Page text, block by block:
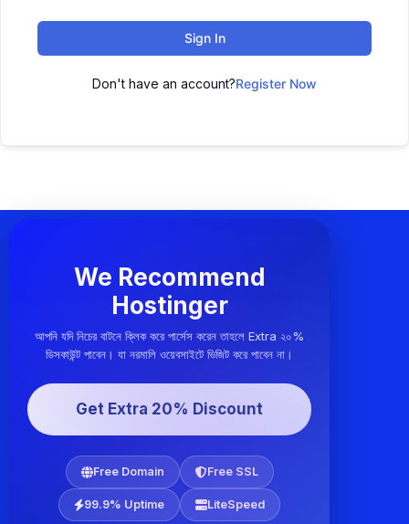
Sign In
Don't have an account?Register Now
We Recommend
Hostinger
আপনি যদি নিচের বাটনে ক্লিক করে পার্সেস করেন তাহলে Extra ২০%
ডিসকাউন্ট পাবেন। যা নরমালি ওয়েবসাইটে ভিজিট করে পাবেন না।
Get Extra 20% Discount
Free Domain Free SSL
99.9% Uptime LiteSpeed